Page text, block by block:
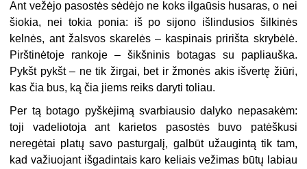
Ant vežėjo pasostės sėdėjo ne koks ilgaūsis husaras, o nei
šiokia, nei tokia ponia: iš po sijono išlindusios šilkinės
kelnės, ant žalsvos skarelės – kaspinais pririšta skrybėlė.
Pirštinėtoje rankoje – šikšninis botagas su papliauška.
Pykšt pykšt – ne tik žirgai, bet ir žmonės akis išvertę žiūri,
kas čia bus, ką čia jiems reiks daryti toliau.
Per tą botago pyškėjimą svarbiausio dalyko nepasakėm:
toji vadeliotoja ant karietos pasostės buvo patėškusi
neregėtai platų savo pasturgalį, galbūt užaugintą tik tam,
kad važiuojant išgadintais karo keliais vežimas būtų labiau